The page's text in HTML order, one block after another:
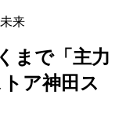
来
まで「主力
ア神田ス